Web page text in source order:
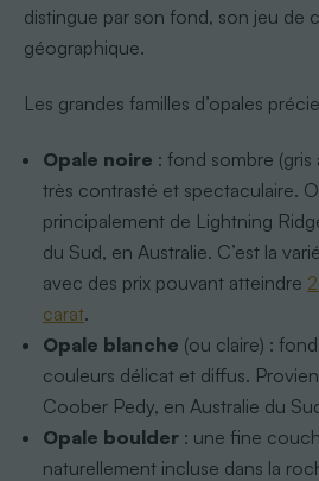
distingue par son fond, son jeu de
géographique.
Les grandes familles d’opales
Opale noire : fond sombre
très contrasté et spectaculaire.
principalement de Lightning
du Sud, en Australie. C’est la
avec des prix pouvant atteindre
carat.
Opale blanche (ou claire) :
couleurs délicat et diffus.
Coober Pedy, en Australie du
Opale boulder : une fine
naturellement incluse dans la